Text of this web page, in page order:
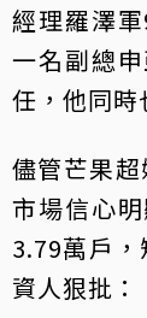
經理羅澤
一名副總
任，他同時
儘管芒果
市場信心
3.79萬戶
資人狠批：